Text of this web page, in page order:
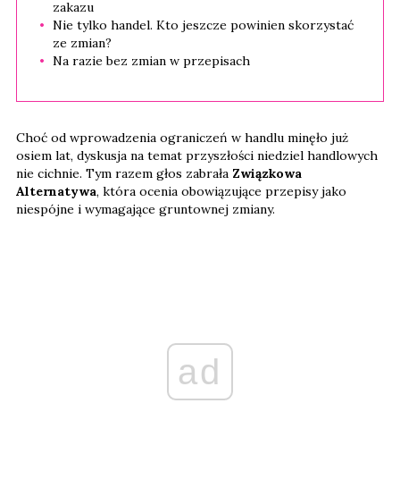
zakazu
Nie tylko handel. Kto jeszcze powinien skorzystać
ze zmian?
Na razie bez zmian w przepisach
Choć od wprowadzenia ograniczeń w handlu minęło już
osiem lat, dyskusja na temat przyszłości niedziel handlowych
nie cichnie. Tym razem głos zabrała Związkowa
Alternatywa, która ocenia obowiązujące przepisy jako
niespójne i wymagające gruntownej zmiany.
ad